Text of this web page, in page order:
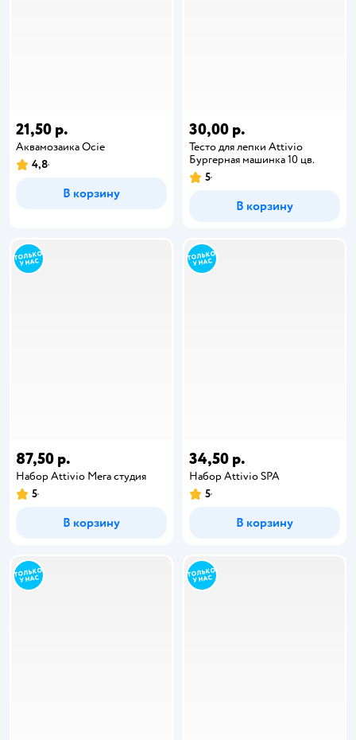
21,50 р.
Аквамозаика Ocie
4,8
В корзину
30,00 р.
Тесто для лепки Attivio
Бургерная машинка 10 цв.
5
В корзину
87,50 р.
Набор Attivio Мега студия
5
В корзину
34,50 р.
Набор Attivio SPA
5
В корзину